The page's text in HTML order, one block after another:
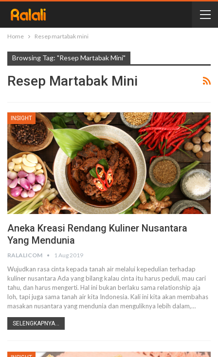
Home Resep martabak mini
Browsing Tag: "Resep Martabak Mini"
Resep Martabak Mini
INSIGHT
Aneka Kreasi Rendang Kuliner Nusantara
Yang Mendunia
RALALICOM 1 Aug 2019
Wujudkan rasa cinta kepada tanah air melalui kepedulian terhadap
kuliner nusantara Ada yang bilang kalau cinta itu harus peduli, mau cari
tahu, dan harus mengerti. Hal ini bukan berlaku sama relationship aja
loh, tapi juga sama tanah air kita Indonesia. Kali ini kita akan membahas
masakan nusantara yang mendunia dan menguliknya lebih dalam,…
SELENGKAPNYA...